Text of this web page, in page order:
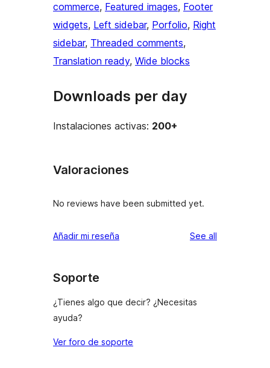
commerce, Featured images, Footer
widgets, Left sidebar, Porfolio, Right
sidebar, Threaded comments
Translation ready, Wide blocks
Downloads per day
Instalaciones activas: 200+
Valoraciones
No reviews have been submitted yet.
Añadir mi reseña See all
Soporte
¿Tienes algo que decir? ¿Necesitas
ayuda?
Ver foro de soporte